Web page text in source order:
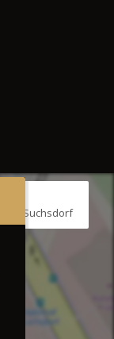
Kiel-Suchsdorf